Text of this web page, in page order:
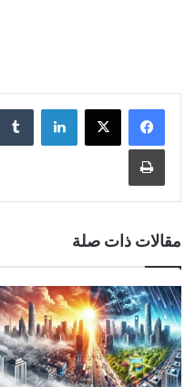
لينكدإن
مقالات ذات صلة